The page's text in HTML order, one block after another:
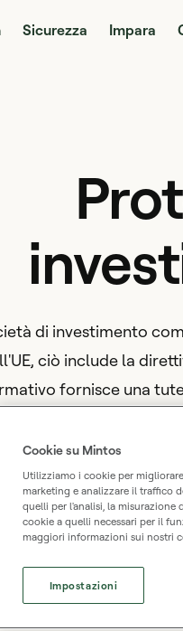
Sicurezza Impara
di investimento
ciò include la
fornisce una
Cookie su Mintos
Utilizziamo i cookie per
marketing e analizzare il traffico
quelli per l'analisi, la misurazione
cookie a quelli necessari per il
maggiori informazioni sui nostri
Impostazioni